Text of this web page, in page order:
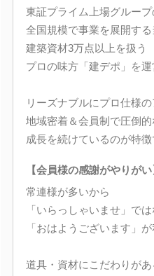
東証プライム上場グループ
全国規模で事業を展開する
建築資材3万点以上を扱う
プロの味方「建デポ」を運
リーズナブルにプロ仕様
地域密着＆会員制で圧倒
成長を続けているのが特徴
【会員様の感謝がやりがい
常連様が多いから
「いらっしゃいませ」では
「おはようございます」
道具・資材にこだわりがあ